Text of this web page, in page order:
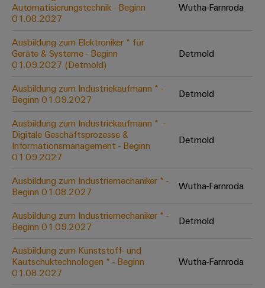
Verbindungslösungen
für
Konventionelle
Energieerzeugung
Zukunftssicherheit
für
bewährte
Maschinenbau
Lösungen
für
verschiedene
Segmente
der
und
Fabrikautomation
Öl
&
Systeme
Lösungen
Dezentrale
Automatisierung
Lösungen
IIoT
&
Automation
Software
Industrial
Industrial
Automation
Elektronikgehäuse
Blitz-
und
Überspannungsschutz
PV
Feldbusverteiler
Automatisierung
&
Software
I/O-
Systeme
Technischer
Support
Umweltbezogene
Produktkonformität
Engineering
Daten
Technische
Produktkataloge
Reparatur
und
Ersatzteile
Trainings
Webinare
PSIRT
Pressekontakt
Unsere
IIoT
and
Partner
Netzwerk
IIoT
Automation
Solution
Offene
Ausbildungs-
und
Studienplätze
Aktuelle
Termine
Workshops
für
Schulklassen
Automatisierungstechnik - Beginn
01.08.2027
Wutha-Farnroda
Ausbildung zum Elektroniker * für
Geräte & Systeme - Beginn
01.09.2027 (Detmold)
Detmold
Ausbildung zum Industriekaufmann * -
Beginn 01.09.2027
Detmold
Ausbildung zum Industriekaufmann * ​ -
Digitale Geschäftsprozesse &
Informationsmanagement - Beginn
01.09.2027
Detmold
Ausbildung zum Industriemechaniker * -
Beginn 01.08.2027
Wutha-Farnroda
Ausbildung zum Industriemechaniker * -
Beginn 01.09.2027
Detmold
Ausbildung zum Kunststoff- und
Kautschuktechnologen * - Beginn
01.08.2027
Wutha-Farnroda